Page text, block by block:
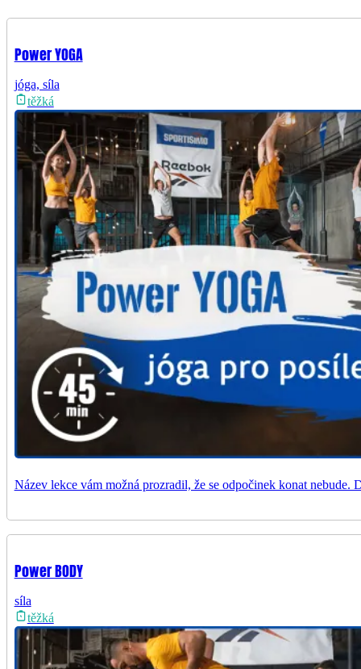
Power YOGA
jóga, síla
těžká
Název lekce vám možná prozradil, že se odpočinek konat
Power BODY
síla
těžká